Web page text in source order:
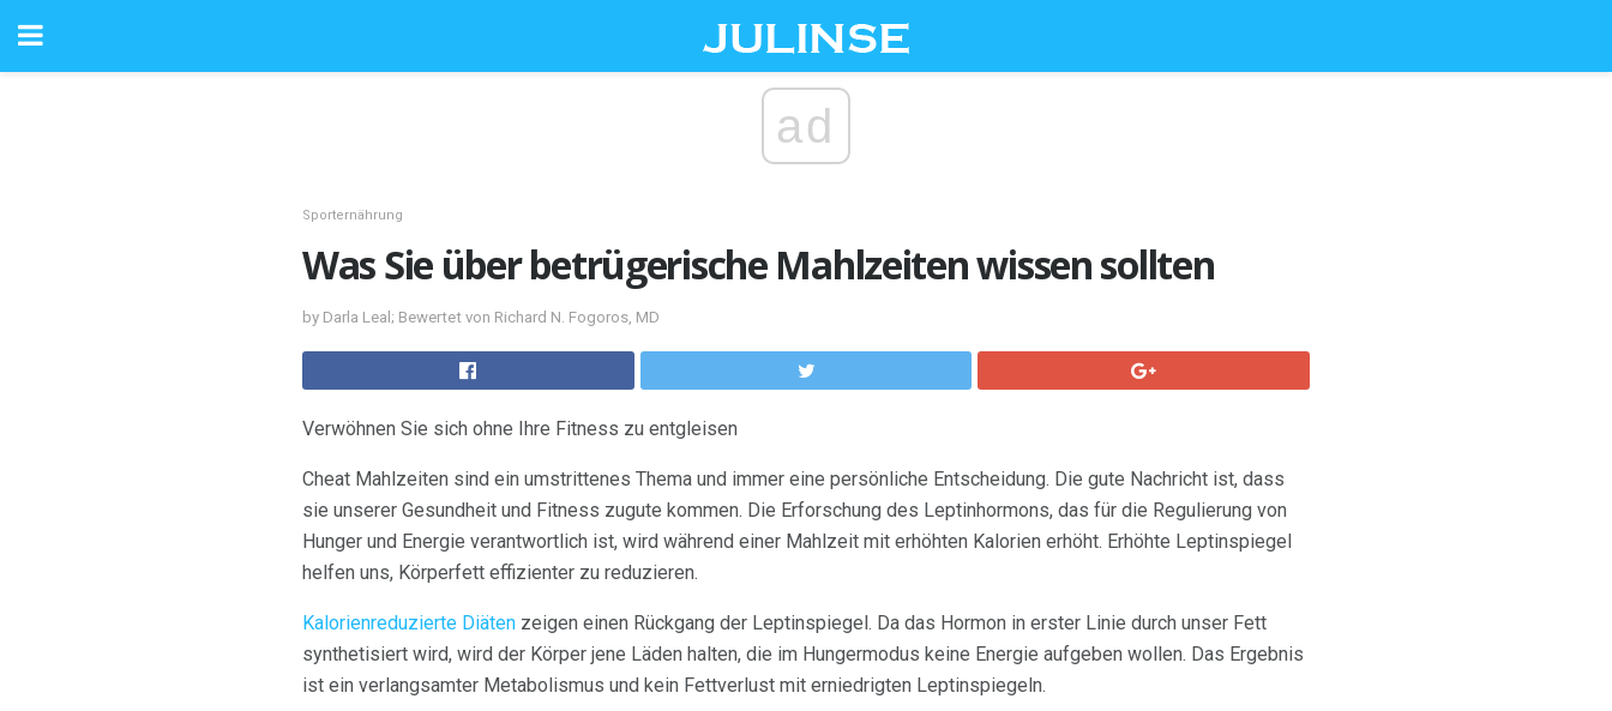
ad
Sporternährung
Was Sie über betrügerische Mahlzeiten wissen sollten
by Darla Leal; Bewertet von Richard N. Fogoros, MD
Verwöhnen Sie sich ohne Ihre Fitness zu entgleisen
Cheat Mahlzeiten sind ein umstrittenes Thema und immer eine persönliche Entscheidung. Die gute Nachricht ist, dass
sie unserer Gesundheit und Fitness zugute kommen. Die Erforschung des Leptinhormons, das für die Regulierung von
Hunger und Energie verantwortlich ist, wird während einer Mahlzeit mit erhöhten Kalorien erhöht. Erhöhte Leptinspiegel
helfen uns, Körperfett effizienter zu reduzieren.
Kalorienreduzierte Diäten zeigen einen Rückgang der Leptinspiegel. Da das Hormon in erster Linie durch unser Fett
synthetisiert wird, wird der Körper jene Läden halten, die im Hungermodus keine Energie aufgeben wollen. Das Ergebnis
ist ein verlangsamter Metabolismus und kein Fettverlust mit erniedrigten Leptinspiegeln.